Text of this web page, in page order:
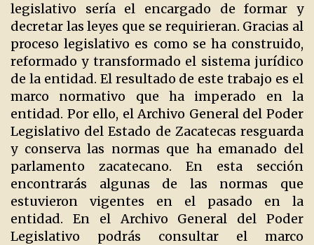
legislativo sería el encargado de formar y
decretar las leyes que se requirieran. Gracias al
proceso legislativo es como se ha construido,
reformado y transformado el sistema jurídico
de la entidad. El resultado de este trabajo es el
marco normativo que ha imperado en la
entidad. Por ello, el Archivo General del Poder
Legislativo del Estado de Zacatecas resguarda
y conserva las normas que ha emanado del
parlamento zacatecano. En esta sección
encontrarás algunas de las normas que
estuvieron vigentes en el pasado en la
entidad. En el Archivo General del Poder
Legislativo podrás consultar el marco